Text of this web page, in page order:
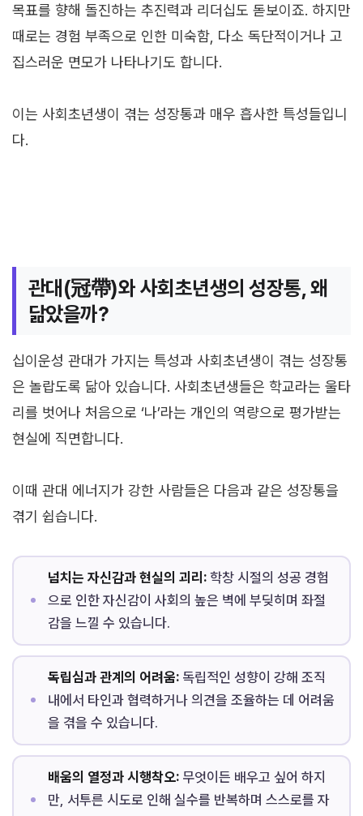
목표를 향해 돌진하는 추진력과 리더십도 돋보이죠. 하지만
때로는 경험 부족으로 인한 미숙함, 다소 독단적이거나 고
집스러운 면모가 나타나기도 합니다.
이는 사회초년생이 겪는 성장통과 매우 흡사한 특성들입니
다.
관대(冠帶)와 사회초년생의 성장통, 왜
닮았을까?
십이운성 관대가 가지는 특성과 사회초년생이 겪는 성장통
은 놀랍도록 닮아 있습니다. 사회초년생들은 학교라는 울타
리를 벗어나 처음으로 ‘나’라는 개인의 역량으로 평가받는
현실에 직면합니다.
이때 관대 에너지가 강한 사람들은 다음과 같은 성장통을
겪기 쉽습니다.
넘치는 자신감과 현실의 괴리:학창 시절의 성공 경험
으로 인한 자신감이 사회의 높은 벽에 부딪히며 좌절
감을 느낄 수 있습니다.
독립심과 관계의 어려움:독립적인 성향이 강해 조직
내에서 타인과 협력하거나 의견을 조율하는 데 어려움
을 겪을 수 있습니다.
배움의 열정과 시행착오:무엇이든 배우고 싶어 하지
만, 서투른 시도로 인해 실수를 반복하며 스스로를 자